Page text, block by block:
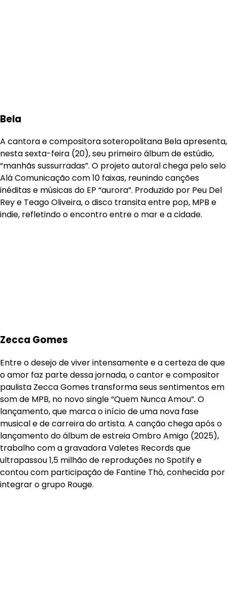
Bela
A cantora e compositora soteropolitana Bela apresenta,
nesta sexta-feira (20), seu primeiro álbum de estúdio,
“manhãs sussurradas”. O projeto autoral chega pelo selo
Alá Comunicação com 10 faixas, reunindo canções
inéditas e músicas do EP “aurora”. Produzido por Peu Del
Rey e Teago Oliveira, o disco transita entre pop, MPB e
indie, refletindo o encontro entre o mar e a cidade.
Zecca Gomes
Entre o desejo de viver intensamente e a certeza de que
o amor faz parte dessa jornada, o cantor e compositor
paulista Zecca Gomes transforma seus sentimentos em
som de MPB, no novo single “Quem Nunca Amou”. O
lançamento, que marca o início de uma nova fase
musical e de carreira do artista. A canção chega após o
lançamento do álbum de estreia Ombro Amigo (2025),
trabalho com a gravadora Valetes Records que
ultrapassou 1,5 milhão de reproduções no Spotify e
contou com participação de Fantine Thó, conhecida por
integrar o grupo Rouge.